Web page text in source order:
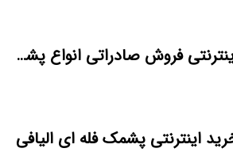
بازار اینترنتی فروش صادراتی انواع پشمک الیافی/شکلاتی
اینترنتی پشمک فله ای الیافی